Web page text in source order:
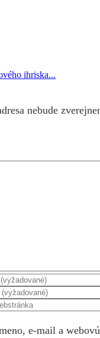
ihriska...
nebude
e-mail a